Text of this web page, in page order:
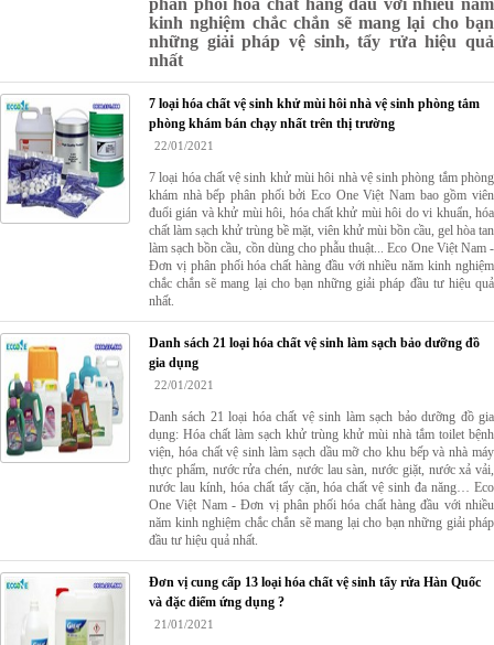
phân phối hóa chất hàng đầu với nhiều năm
kinh nghiệm chắc chắn sẽ mang lại cho bạn
những giải pháp vệ sinh, tẩy rửa hiệu quả
nhất
7 loại hóa chất vệ sinh khử mùi hôi nhà vệ sinh phòng tắm
phòng khám bán chạy nhất trên thị trường
22/01/2021
7 loại hóa chất vệ sinh khử mùi hôi nhà vệ sinh phòng tắm phòng
khám nhà bếp phân phối bởi Eco One Việt Nam bao gồm viên
đuổi gián và khử mùi hôi, hóa chất khử mùi hôi do vi khuẩn, hóa
chất làm sạch khử trùng bề mặt, viên khử mùi bồn cầu, gel hòa tan
làm sạch bồn cầu, cồn dùng cho phẫu thuật... Eco One Việt Nam -
Đơn vị phân phối hóa chất hàng đầu với nhiều năm kinh nghiệm
chắc chắn sẽ mang lại cho bạn những giải pháp đầu tư hiệu quả
nhất.
Danh sách 21 loại hóa chất vệ sinh làm sạch bảo dưỡng đồ
gia dụng
22/01/2021
Danh sách 21 loại hóa chất vệ sinh làm sạch bảo dưỡng đồ gia
dụng: Hóa chất làm sạch khử trùng khử mùi nhà tắm toilet bệnh
viện, hóa chất vệ sinh làm sạch dầu mỡ cho khu bếp và nhà máy
thực phẩm, nước rửa chén, nước lau sàn, nước giặt, nước xả vải,
nước lau kính, hóa chất tẩy cặn, hóa chất vệ sinh đa năng… Eco
One Việt Nam - Đơn vị phân phối hóa chất hàng đầu với nhiều
năm kinh nghiệm chắc chắn sẽ mang lại cho bạn những giải pháp
đầu tư hiệu quả nhất.
Đơn vị cung cấp 13 loại hóa chất vệ sinh tẩy rửa Hàn Quốc
và đặc điểm ứng dụng ?
21/01/2021